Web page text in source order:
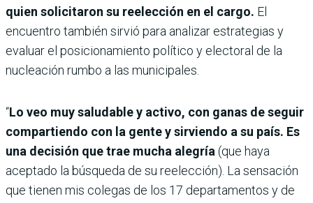
quien solicitaron su reelección en el cargo. El
encuentro también sirvió para analizar estrategias y
evaluar el posicionamiento político y electoral de la
nucleación rumbo a las municipales.
“Lo veo muy saludable y activo, con ganas de seguir
compartiendo con la gente y sirviendo a su país. Es
una decisión que trae mucha alegría (que haya
aceptado la búsqueda de su reelección). La sensación
que tienen mis colegas de los 17 departamentos y de